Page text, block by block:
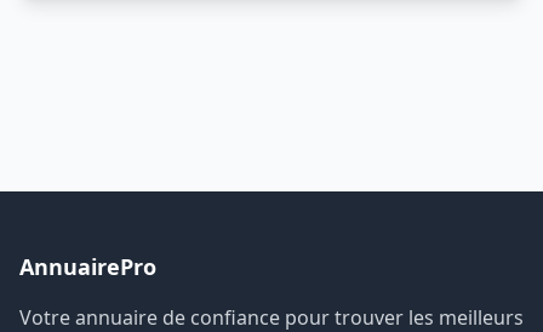
AnnuairePro
Votre annuaire de confiance pour trouver les meilleurs